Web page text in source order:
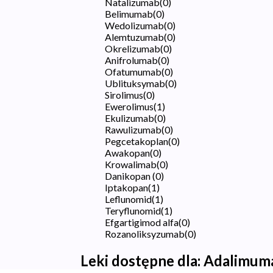
Belimumab(0)
Wedolizumab(0)
Alemtuzumab(0)
Okrelizumab(0)
Anifrolumab(0)
Ofatumumab(0)
Ublituksymab(0)
Sirolimus(0)
Ewerolimus(1)
Ekulizumab(0)
Rawulizumab(0)
Pegcetakoplan(0)
Awakopan(0)
Krowalimab(0)
Danikopan(0)
Iptakopan(1)
Leflunomid(1)
Teryflunomid(1)
Efgartigimod alfa(0)
Rozanoliksyzumab(0)
Leki dostępne dla: